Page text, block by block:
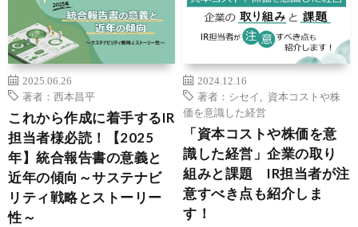
2025.06.26
著者：西本昌平
これから作成に着手するIR
担当者様必読！【2025
年】統合報告書の意義と
近年の傾向～サステナビ
リティ戦略とストーリー
性～
2024.12.16
著者：シセイ
資本コストや株
価を意識した経営
「資本コストや株価を意
識した経営」企業の取り
組みと課題 IR担当者が注
意すべき点も紹介しま
す！